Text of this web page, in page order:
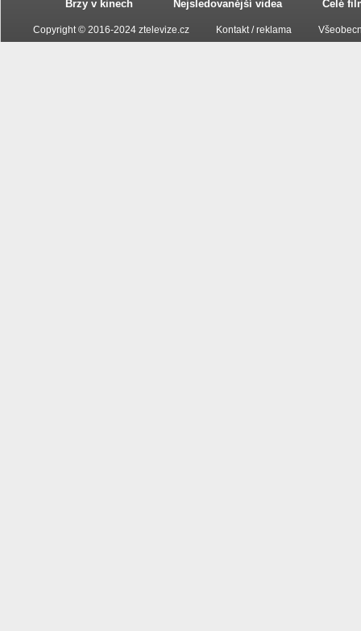
Brzy v kinech Nejsledovanější videa Celé
Copyright © 2016-2024 ztelevize.cz Kontakt / reklama